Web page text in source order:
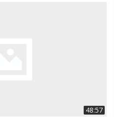
48:57